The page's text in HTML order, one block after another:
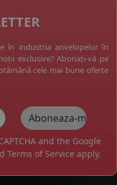
în industria anvelopelor în
exclusive? Abonați-vă pe
cele mai bune oferte
and the Google
Terms of Service apply.